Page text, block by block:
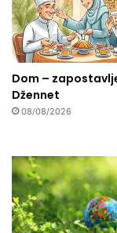
i
j
e
i
s
k
u
v
o
Dom –
Džennet
08/08/2026